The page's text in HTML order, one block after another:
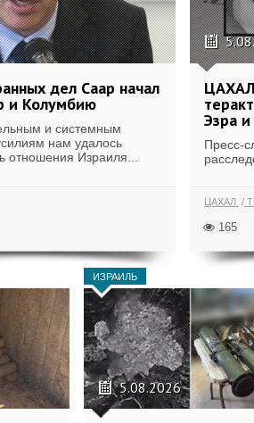
дел Саар начал
и Колумбию
и системным
нам удалось
отношения Израиля...
ЦАХАЛ
Эзра
Пресс-
ЦАХАЛ
165
ИЗРАИЛЬ
5.08.2026